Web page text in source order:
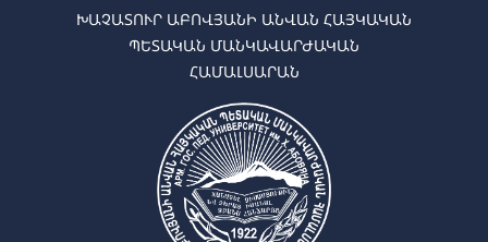
ԽԱՉԱՏՈՒՐ ԱԲՈՎՅԱՆԻ ԱՆՎԱՆ ՀԱՅԿԱԿԱՆ
ՊԵՏԱԿԱՆ ՄԱՆԿԱՎԱՐԺԱԿԱՆ
ՀԱՄԱԼՍԱՐԱՆ